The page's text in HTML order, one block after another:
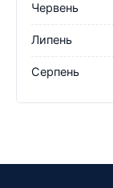
Червень
Липень
Серпень